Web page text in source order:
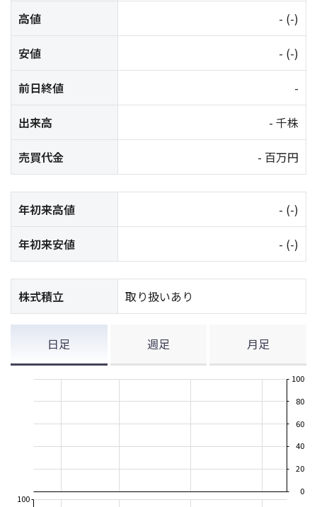
高値 - (-)
安値 - (-)
前日終値 -
出来高 - 千株
売買代金 - 百万円
年初来高値 - (-)
年初来安値 - (-)
株式積立 取り扱いあり
日足 週足 月足
0
20
40
60
80
100
100